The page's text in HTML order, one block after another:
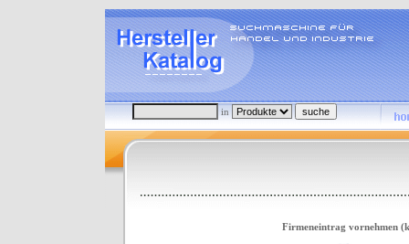
in
Firmeneintrag vornehmen